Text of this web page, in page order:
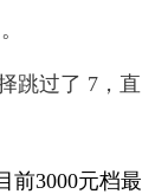
跳过了 7，直